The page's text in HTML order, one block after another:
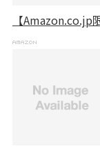
【Amazon.co.jp